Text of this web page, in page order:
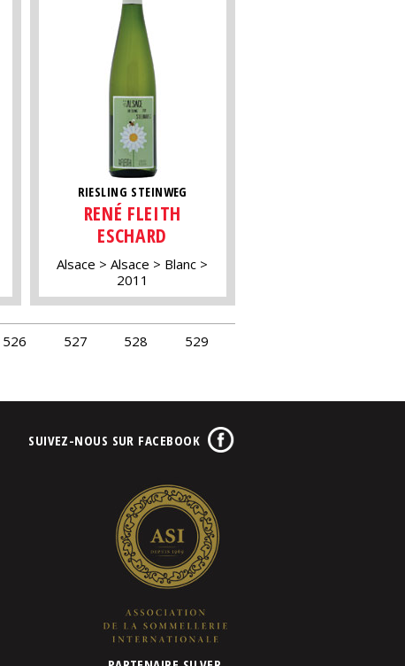
RIESLING STEINWEG
RENÉ FLEITH
ESCHARD
Alsace Alsace
Blanc
2011
526 527 528
529
SUIVEZ-NOUS SUR FACEBOOK